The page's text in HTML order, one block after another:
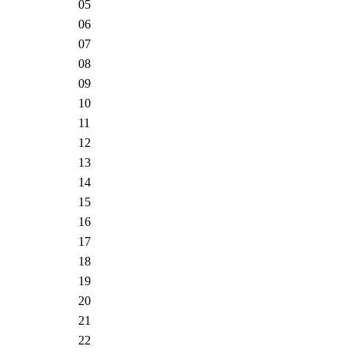
05
06
07
08
09
10
11
12
13
14
15
16
17
18
19
20
21
22